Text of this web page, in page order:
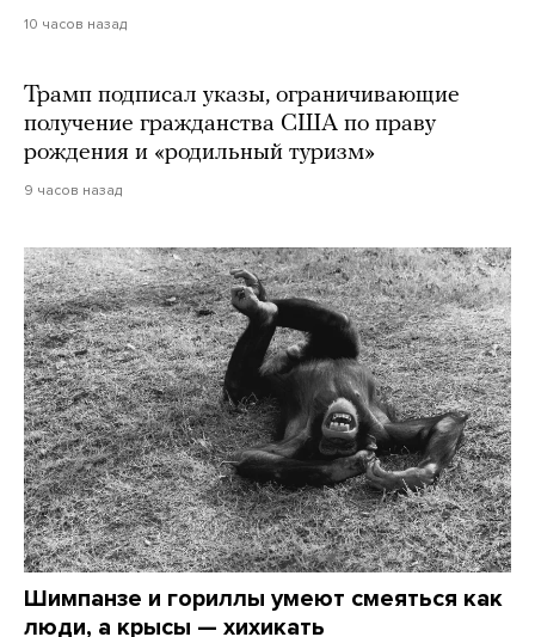
10 часов назад
Трамп подписал указы, ограничивающие
получение гражданства США по праву
рождения и «родильный туризм»
9 часов назад
Шимпанзе и гориллы умеют смеяться как
люди, а крысы — хихикать